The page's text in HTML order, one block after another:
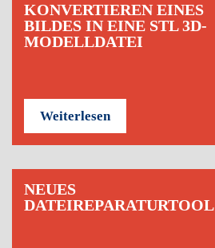
KONVERTIEREN EINES
BILDES IN EINE STL 3D-
MODELLDATEI
Weiterlesen
NEUES
DATEIREPARATURTOOL